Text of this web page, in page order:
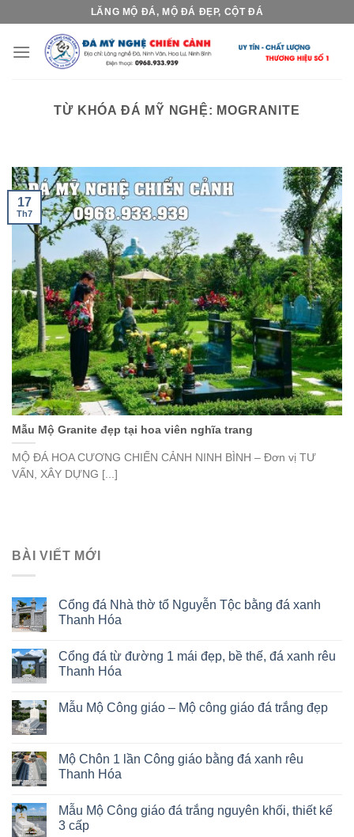
content
LĂNG MỘ ĐÁ, MỘ ĐÁ ĐẸP, CỘT ĐÁ
TỪ KHÓA ĐÁ MỸ NGHỆ: MOGRANITE
Mẫu Mộ Granite đẹp tại hoa viên nghĩa trang
MỘ ĐÁ HOA CƯƠNG CHIẾN CẢNH NINH BÌNH – Đơn vị TƯ
VẤN, XÂY DỰNG [...]
17
Th7
BÀI VIẾT MỚI
Cổng đá Nhà thờ tổ Nguyễn Tộc bằng đá xanh
Thanh Hóa
Cổng đá từ đường 1 mái đẹp, bề thế, đá xanh rêu
Thanh Hóa
Mẫu Mộ Công giáo – Mộ công giáo đá trắng đẹp
Mộ Chôn 1 lần Công giáo bằng đá xanh rêu
Thanh Hóa
Mẫu Mộ Công giáo đá trắng nguyên khối, thiết kế
3 cấp